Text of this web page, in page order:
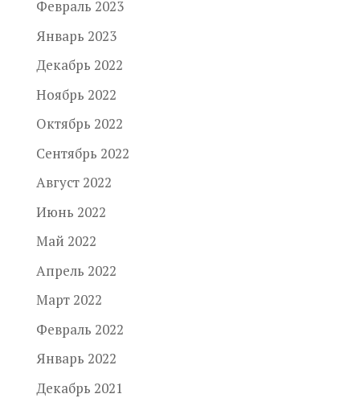
Февраль 2023
Январь 2023
Декабрь 2022
Ноябрь 2022
Октябрь 2022
Сентябрь 2022
Август 2022
Июнь 2022
Май 2022
Апрель 2022
Март 2022
Февраль 2022
Январь 2022
Декабрь 2021